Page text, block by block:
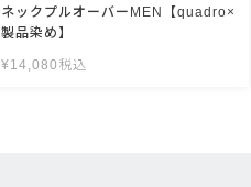
ネックプルオーバーMEN【quadro×
製品染め】
¥14,080 税込